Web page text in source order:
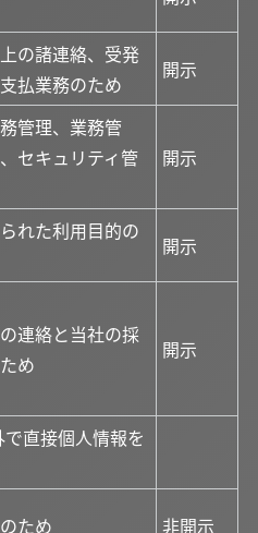
の諸連絡、受発
払業務のため
開示
管理、業務管
セキュリティ管
開示
れた利用目的の
開示
連絡と当社の採
め
開示
で直接個人情報を
ため 非開示